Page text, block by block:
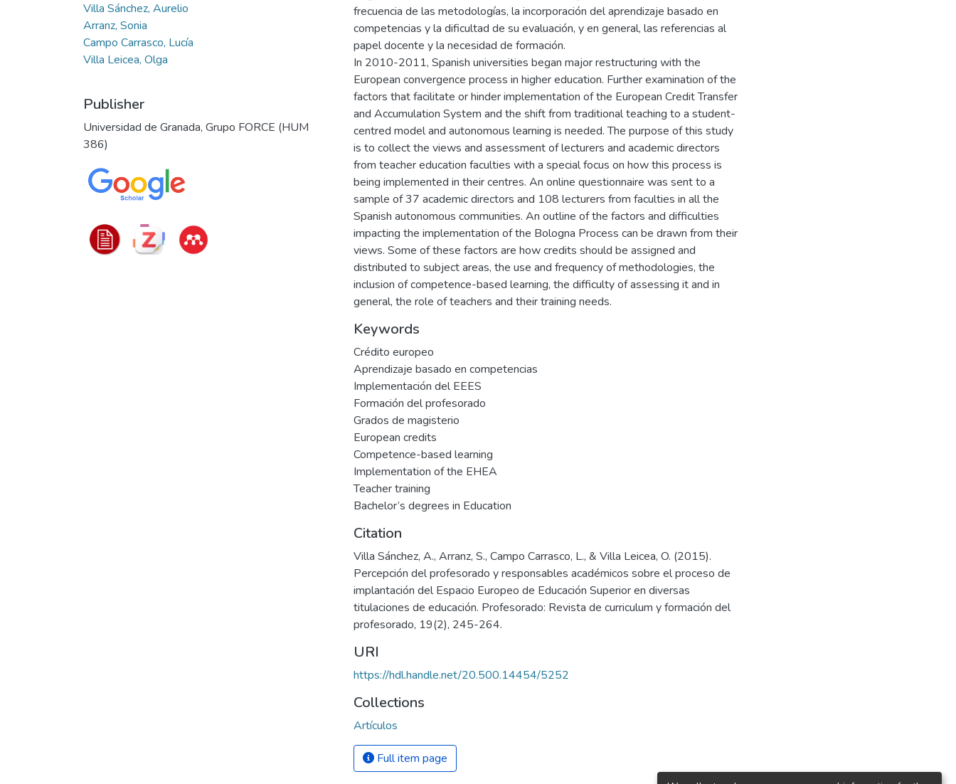
Villa Sánchez, Aurelio
Arranz, Sonia
Campo Carrasco, Lucía
Villa Leicea, Olga
Publisher
Universidad de Granada, Grupo FORCE (HUM
386)
frecuencia de las metodologías, la incorporación del aprendizaje basado en
competencias y la dificultad de su evaluación, y en general, las referencias al
papel docente y la necesidad de formación.
In 2010-2011, Spanish universities began major restructuring with the
European convergence process in higher education. Further examination of the
factors that facilitate or hinder implementation of the European Credit Transfer
and Accumulation System and the shift from traditional teaching to a student-
centred model and autonomous learning is needed. The purpose of this study
is to collect the views and assessment of lecturers and academic directors
from teacher education faculties with a special focus on how this process is
being implemented in their centres. An online questionnaire was sent to a
sample of 37 academic directors and 108 lecturers from faculties in all the
Spanish autonomous communities. An outline of the factors and difficulties
impacting the implementation of the Bologna Process can be drawn from their
views. Some of these factors are how credits should be assigned and
distributed to subject areas, the use and frequency of methodologies, the
inclusion of competence-based learning, the difficulty of assessing it and in
general, the role of teachers and their training needs.
Keywords
Crédito europeo
Aprendizaje basado en competencias
Implementación del EEES
Formación del profesorado
Grados de magisterio
European credits
Competence-based learning
Implementation of the EHEA
Teacher training
Bachelor’s degrees in Education
Citation
Villa Sánchez, A., Arranz, S., Campo Carrasco, L., & Villa Leicea, O. (2015).
Percepción del profesorado y responsables académicos sobre el proceso de
implantación del Espacio Europeo de Educación Superior en diversas
titulaciones de educación. Profesorado: Revista de curriculum y formación del
profesorado, 19(2), 245-264.
URI
https://hdl.handle.net/20.500.14454/5252
Collections
Artículos
Full item page